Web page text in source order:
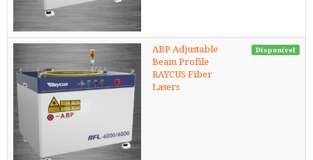
ABP Adjustable
Beam Profile
RAYCUS Fiber
Lasers
Disponível